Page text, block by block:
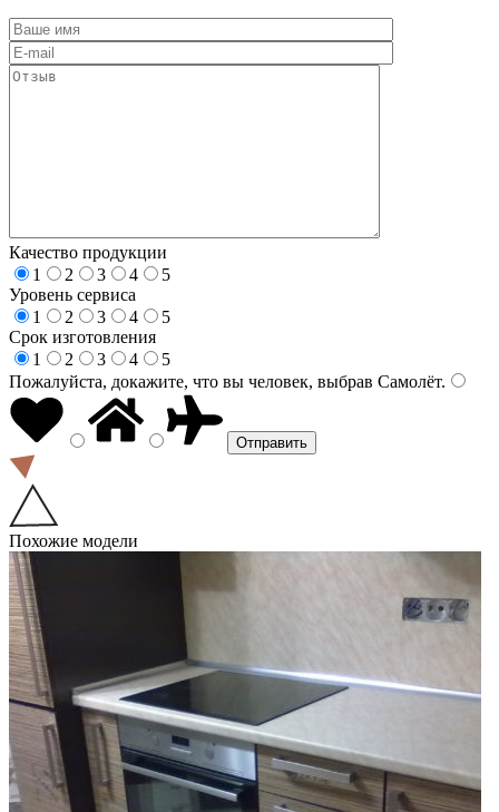
Качество продукции
1
2 3 4
5
Уровень сервиса
1
2 3 4
5
Срок изготовления
1
2 3 4
5
Пожалуйста, докажите, что вы человек, выбрав Самолёт.
Похожие модели